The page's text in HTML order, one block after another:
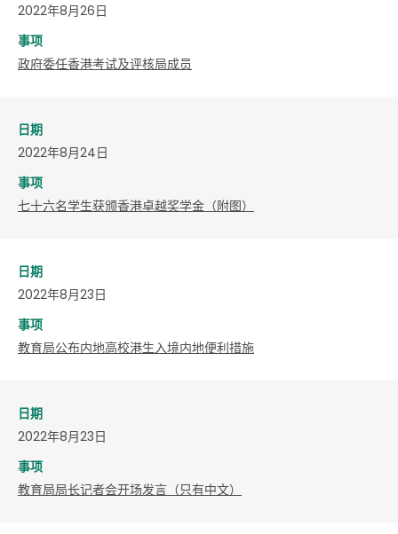
2022年8月26日
事项
政府委任香港考试及评核局成员
日期
2022年8月24日
事项
七十六名学生获颁香港卓越奖学金（附图）
日期
2022年8月23日
事项
教育局公布内地高校港生入境内地便利措施
日期
2022年8月23日
事项
教育局局长记者会开场发言（只有中文）